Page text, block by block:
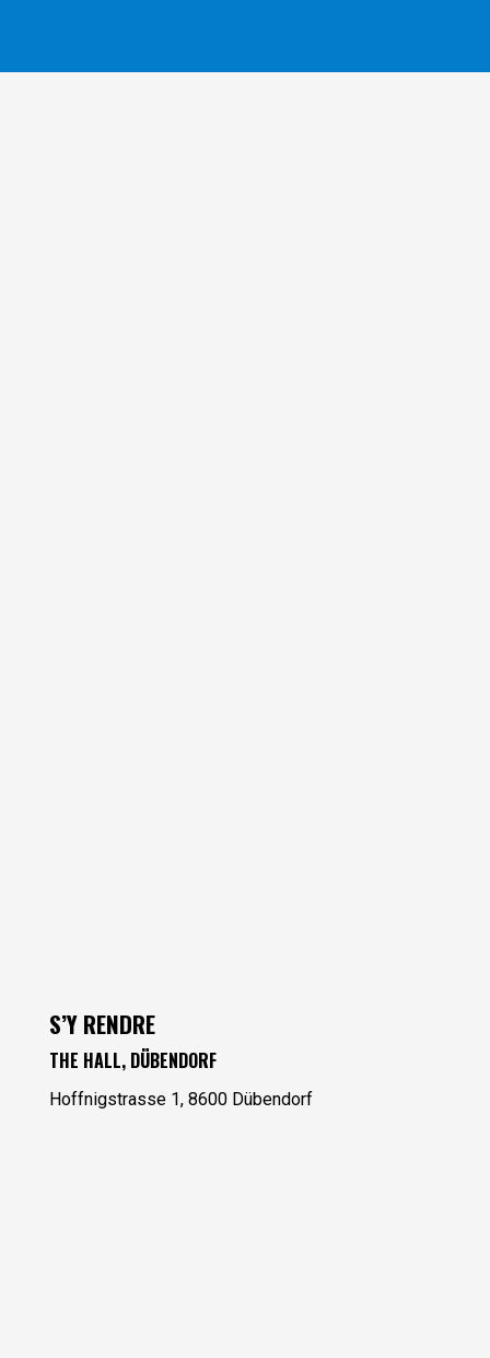
S’Y RENDRE
THE HALL, DÜBENDORF
Hoffnigstrasse 1, 8600 Dübendorf